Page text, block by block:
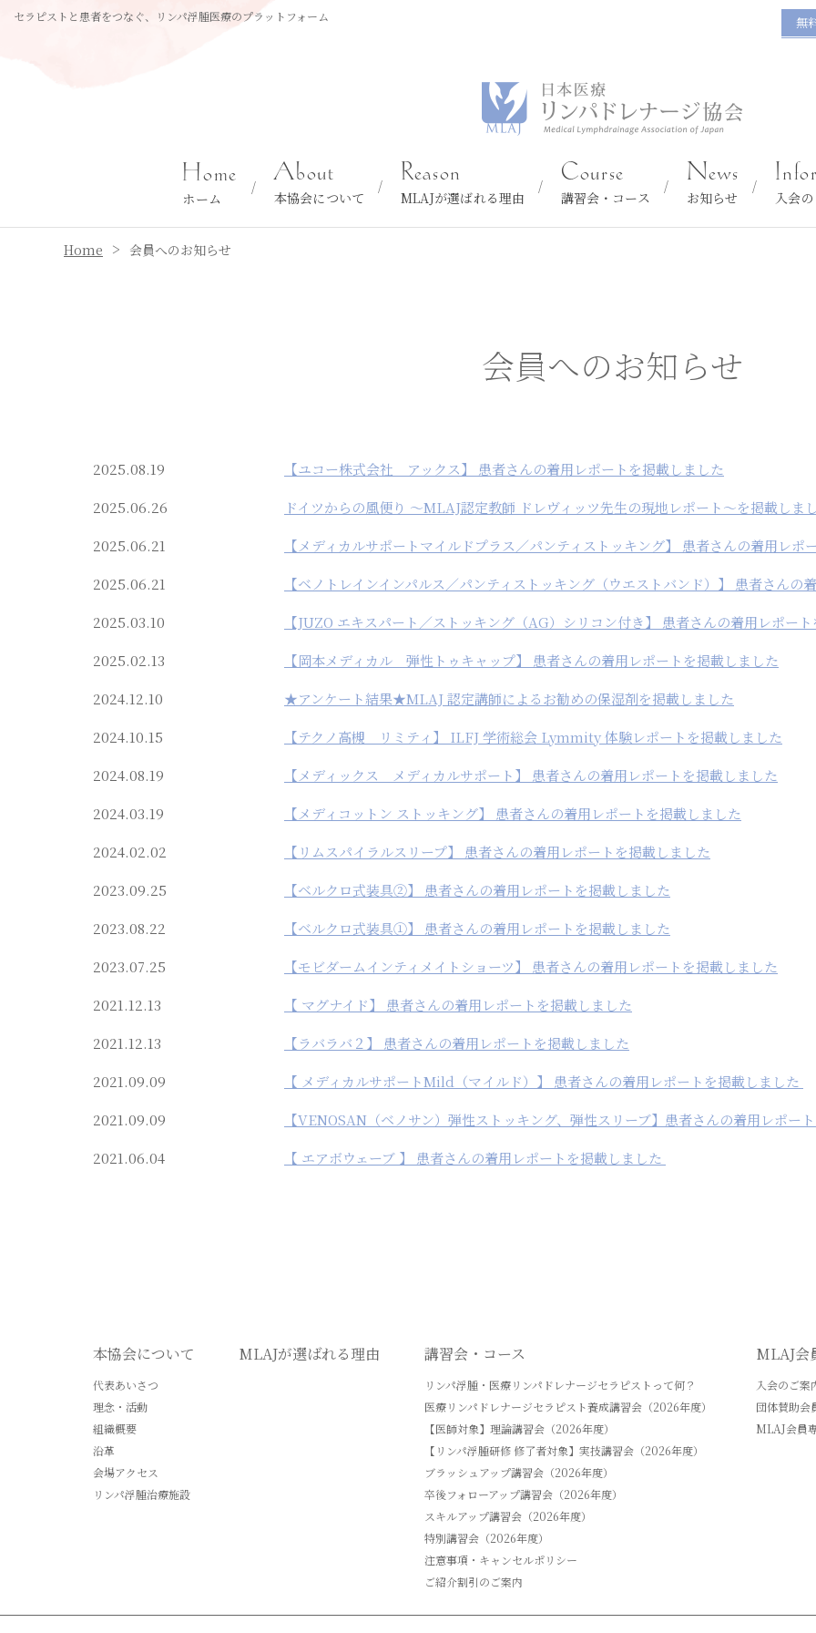
セラピストと患者をつなぐ、リンパ浮腫医療のプラットフォーム 無
ホーム
Home
本協会について
About
MLAJが選ばれる理由
Reason
講習会・コース
Course
お知らせ
News
入会
Home > 会員へのお知らせ
会員へのお知らせ
2025.08.19
【ユコー株式会社 アックス】 患者さんの着用レポートを掲載しました
2025.06.26
ドイツからの風便り 〜MLAJ認定教師 ドレヴィッツ先生の現地レポート〜を掲載しま
2025.06.21
【メディカルサポートマイルドプラス／パンティストッキング】 患者さんの着用レポ
2025.06.21
【ベノトレインインパルス／パンティストッキング（ウエストバンド）】 患者さんの
2025.03.10
【JUZO エキスパート／ストッキング（AG）シリコン付き】 患者さんの着用レポー
2025.02.13
【岡本メディカル 弾性トゥキャップ】 患者さんの着用レポートを掲載しました
2024.12.10
★アンケート結果★MLAJ 認定講師によるお勧めの保湿剤を掲載しました
2024.10.15
【テクノ高槻 リミティ】 ILFJ 学術総会 Lymmity 体験レポートを掲載しました
2024.08.19
【メディックス メディカルサポート】 患者さんの着用レポートを掲載しました
2024.03.19
【メディコットン ストッキング】 患者さんの着用レポートを掲載しました
2024.02.02
【リムスパイラルスリープ】 患者さんの着用レポートを掲載しました
2023.09.25
【ベルクロ式装具②】 患者さんの着用レポートを掲載しました
2023.08.22
【ベルクロ式装具①】 患者さんの着用レポートを掲載しました
2023.07.25
【モビダームインティメイトショーツ】 患者さんの着用レポートを掲載しました
2021.12.13
【 マグナイド】 患者さんの着用レポートを掲載しました
2021.12.13
【ラバラバ２】 患者さんの着用レポートを掲載しました
2021.09.09
【 メディカルサポートMild（マイルド）】 患者さんの着用レポートを掲載しました
2021.09.09
【VENOSAN（ベノサン）弾性ストッキング、弾性スリーブ】患者さんの着用レポー
2021.06.04
【 エアボウェーブ 】 患者さんの着用レポートを掲載しました
本協会について
代表あいさつ
理念・活動
組織概要
沿革
会場アクセス
リンパ浮腫治療施設
MLAJが選ばれる理由 講習会・コース
リンパ浮腫・医療リンパドレナージセラピストって何？
医療リンパドレナージセラピスト養成講習会（2026年度）
【医師対象】理論講習会（2026年度）
【リンパ浮腫研修 修了者対象】実技講習会（2026年度）
ブラッシュアップ講習会（2026年度）
卒後フォローアップ講習会（2026年度）
スキルアップ講習会（2026年度）
特別講習会（2026年度）
注意事項・キャンセルポリシー
ご紹介割引のご案内
MLAJ会
入会のご案
団体賛助会
MLAJ会員